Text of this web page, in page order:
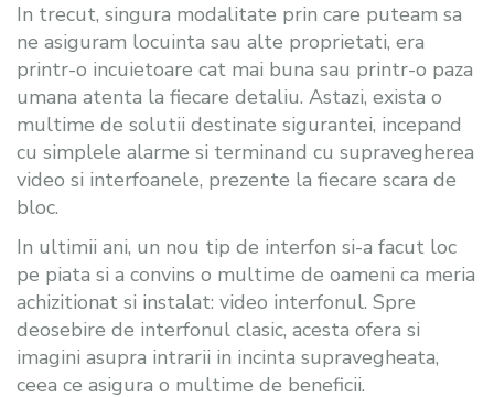
In trecut, singura modalitate prin care puteam sa
ne asiguram locuinta sau alte proprietati, era
printr-o incuietoare cat mai buna sau printr-o paza
umana atenta la fiecare detaliu. Astazi, exista o
multime de solutii destinate sigurantei, incepand
cu simplele alarme si terminand cu supravegherea
video si interfoanele, prezente la fiecare scara de
bloc.
In ultimii ani, un nou tip de interfon si-a facut loc
pe piata si a convins o multime de oameni ca meria
achizitionat si instalat: video interfonul. Spre
deosebire de interfonul clasic, acesta ofera si
imagini asupra intrarii in incinta supravegheata,
ceea ce asigura o multime de beneficii.